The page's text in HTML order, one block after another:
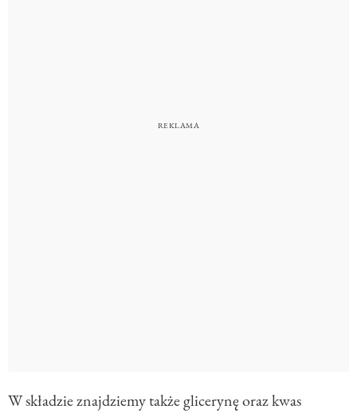
W składzie znajdziemy także glicerynę oraz kwas